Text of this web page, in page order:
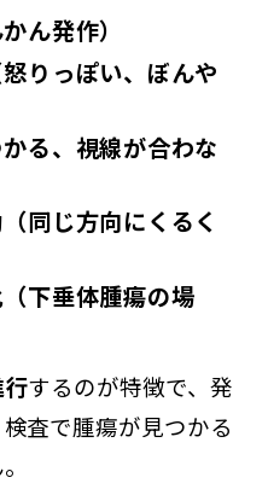
ん発作）
りっぽい、ぼんや
る、視線が合わな
同じ方向にくるく
下垂体腫瘍の場
するのが特徴で、発
査で腫瘍が見つかる